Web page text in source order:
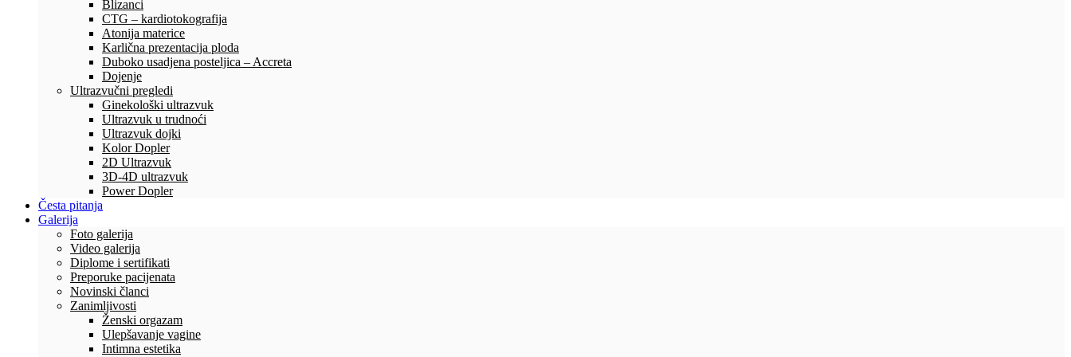
Blizanci
CTG – kardiotokografija
Atonija materice
Karlična prezentacija ploda
Duboko usadjena posteljica – Accreta
Dojenje
Ultrazvučni pregledi
Ginekološki ultrazvuk
Ultrazvuk u trudnoći
Ultrazvuk dojki
Kolor Dopler
2D Ultrazvuk
3D-4D ultrazvuk
Power Dopler
Česta pitanja
Galerija
Foto galerija
Video galerija
Diplome i sertifikati
Preporuke pacijenata
Novinski članci
Zanimljivosti
Ženski orgazam
Ulepšavanje vagine
Intimna estetika